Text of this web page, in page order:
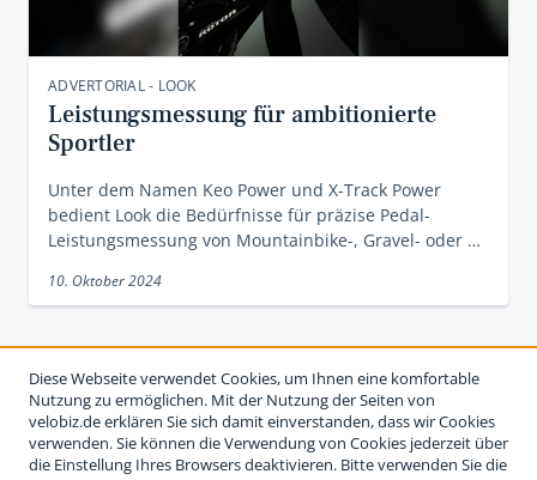
ADVERTORIAL - LOOK
Leistungsmessung für ambitionierte
Sportler
Unter dem Namen Keo Power und X-Track Power
bedient Look die Bedürfnisse für präzise Pedal-
Leistungsmessung von Mountainbike-, Gravel- oder …
10. Oktober 2024
Diese Webseite verwendet Cookies, um Ihnen eine komfortable
Nutzung zu ermöglichen. Mit der Nutzung der Seiten von
velobiz.de erklären Sie sich damit einverstanden, dass wir Cookies
verwenden. Sie können die Verwendung von Cookies jederzeit über
die Einstellung Ihres Browsers deaktivieren. Bitte verwenden Sie die